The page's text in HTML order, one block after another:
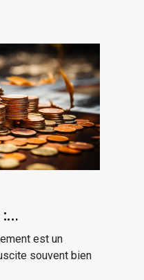
mieux
est un
souvent bien